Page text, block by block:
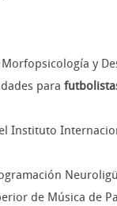
y
para
Instituto
de Música de